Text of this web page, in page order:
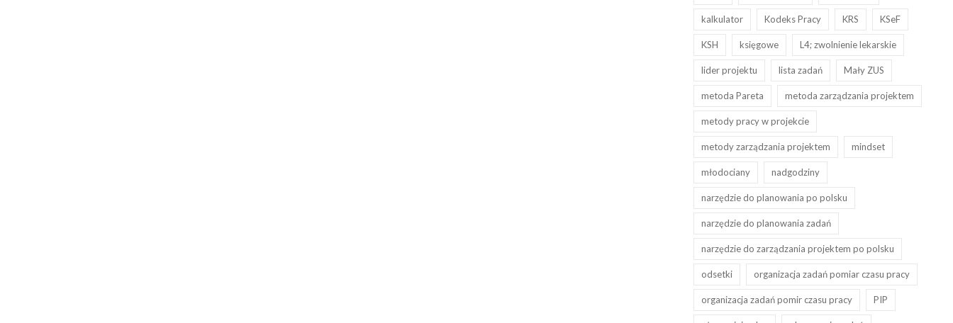
kalkulator Kodeks Pracy KRS KSeF
KSH księgowe L4; zwolnienie lekarskie
lider projektu lista zadań Mały ZUS
metoda Pareta metoda zarządzania projektem
metody pracy w projekcie
metody zarządzania projektem mindset
młodociany nadgodziny
narzędzie do planowania po polsku
narzędzie do planowania zadań
narzędzie do zarządzania projektem po polsku
odsetki organizacja zadań pomiar czasu pracy
organizacja zadań pomir czasu pracy PIP